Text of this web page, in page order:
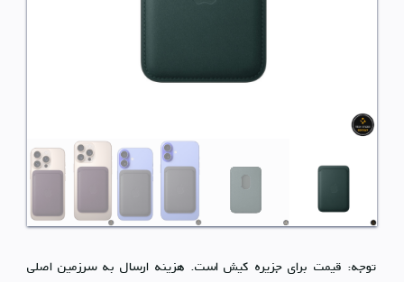
توجه: قیمت‌ برای جزیره کیش است. هزینه ارسال به سرزمین اصلی